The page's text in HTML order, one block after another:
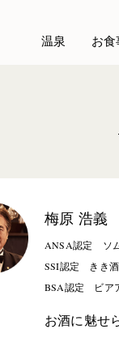
温泉 お食
梅原 浩義
ANSA認定 ソ
SSI認定 きき
BSA認定 ビア
お酒に魅せ